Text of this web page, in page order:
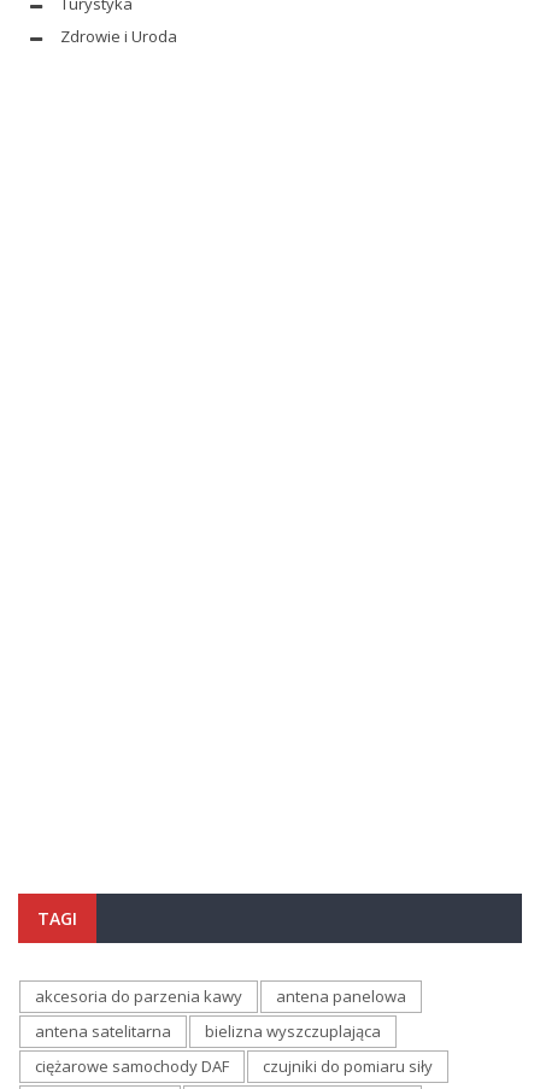
Zdrowie i Uroda
TAGI
akcesoria do parzenia kawy
antena panelowa
antena satelitarna
bielizna wyszczuplająca
ciężarowe samochody DAF
czujniki do pomiaru siły